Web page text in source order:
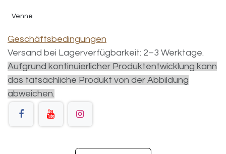
Venne
Geschäftsbedingungen
Versand bei Lagerverfügbarkeit: 2–3 Werktage.
Aufgrund kontinuierlicher Produktentwicklung kann
das tatsächliche Produkt von der Abbildung
abweichen.